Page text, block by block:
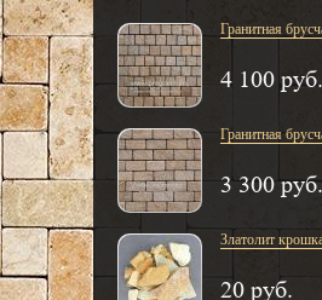
Гранитная
4 100 руб.
Гранитная
3 300 руб.
Златолит
20 руб.